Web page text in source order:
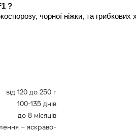
?
чорної ніжки, та грибкових
від 120 до 250 г
100-135 днів
до 8 місяців
– яскраво-